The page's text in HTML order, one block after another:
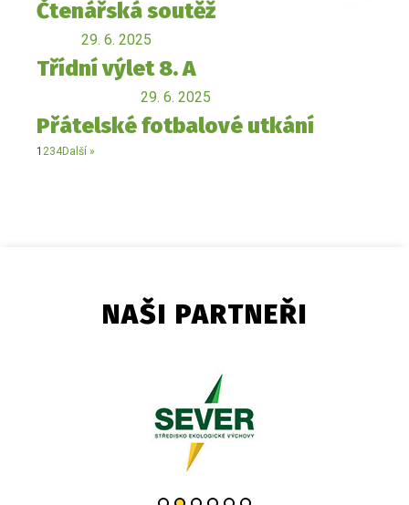
Čtenářská soutěž
29. 6. 2025
Třídní výlet 8. A
29. 6. 2025
Přátelské fotbalové utkání
1 234Další »
NAŠI PARTNEŘI